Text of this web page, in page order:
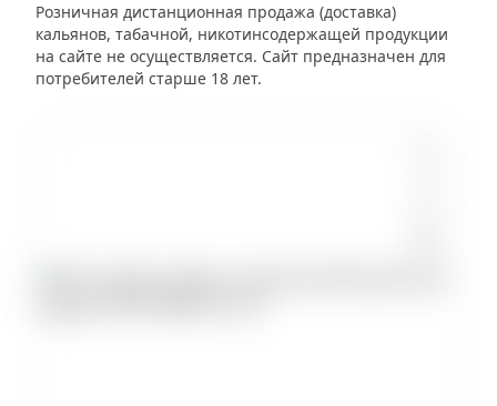
Розничная дистанционная продажа (доставка)
кальянов, табачной, никотинсодержащей продукции
на сайте не осуществляется. Сайт предназначен для
потребителей старше 18 лет.